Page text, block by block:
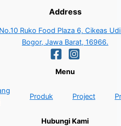
Address
Ruko Food Plaza 6, Cikeas
Bogor, Jawa Barat, 16966.
Menu
Produk Project
Hubungi Kami